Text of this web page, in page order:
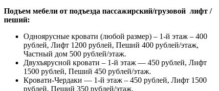
Подъем мебели от подъезда пассажирский/грузовой лифт /
пеший:
Одноярусные кровати (любой размер) – 1-й этаж – 400
рублей, Лифт 1200 рублей, Пеший 400 рублей/этаж,
Частный дом 500 рублей/этаж.
Двухъярусной кровати – 1-й этаж — 450 рублей, Лифт
1500 рублей, Пеший 450 рублей/этаж.
Кровати-Чердаки — 1-й этаж – 450 рублей, Лифт 1500
рублей, Пеший 350 рублей/этаж.